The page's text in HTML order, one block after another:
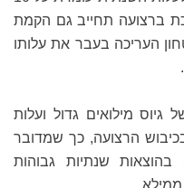
ברצועה תחייב גם הקמת
העריכה בעבר את עלותו
מילואים גדול ועלות
הרצועה, כך שמדובר
בהוצאות שנתיות גבוהות